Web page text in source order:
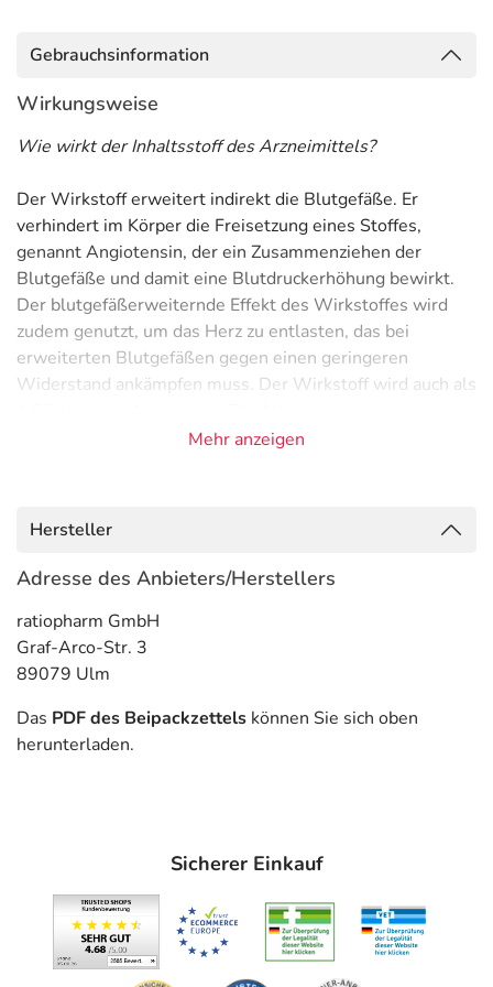
Gebrauchsinformation
Wirkungsweise
Wie wirkt der Inhaltsstoff des Arzneimittels?
Der Wirkstoff erweitert indirekt die Blutgefäße. Er
verhindert im Körper die Freisetzung eines Stoffes,
genannt Angiotensin, der ein Zusammenziehen der
Blutgefäße und damit eine Blutdruckerhöhung bewirkt.
Der blutgefäßerweiternde Effekt des Wirkstoffes wird
zudem genutzt, um das Herz zu entlasten, das bei
erweiterten Blutgefäßen gegen einen geringeren
Widerstand ankämpfen muss. Der Wirkstoff wird auch als
das Enzym, das letztendlich das Angiotensin freisetzt,
- Nierenkomplikationen bei Diabetes mellitus
- Bluthochdruck
- Akuter Herzinfarkt, zur kurzzeitigen Behandlung bei
Patienten mit möglichst stabilem Blutdruck
Gegenanzeigen
- Neigung zu angioneurotischem Ödem (Schwellung im
Gesicht, an Hand und Fuß)
Unter Umständen - sprechen Sie hierzu mit Ihrem Arzt
oder Apotheker:
Mehr anzeigen
Hersteller
Adresse des Anbieters/Herstellers
ratiopharm GmbH
Graf-Arco-Str. 3
89079 Ulm
Das PDF des Beipackzettels können Sie sich oben
herunterladen.
Sicherer Einkauf